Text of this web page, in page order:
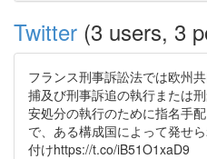
Twitter (3 users, 3
フランス刑事訴訟法では欧州
捕及び刑事訴追の執行または
安処分の執行のために指名手
で、ある構成国によって発せ
付けhttps://t.co/iB51O1xaD9